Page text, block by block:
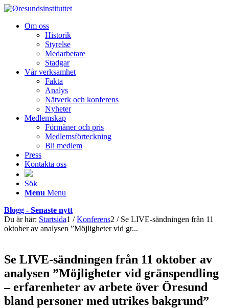
Om oss
Historik
Styrelse
Medarbetare
Stadgar
Vår verksamhet
Fakta
Analys
Nätverk och konferens
Nyheter
Medlemskap
Förmåner och pris
Medlemsförteckning
Bli medlem
Press
Kontakta oss
Sök
Menu Menu
Blogg - Senaste nytt
Du är här: Startsida1 / Konferens2 / Se LIVE-sändningen från 11
oktober av analysen ”Möjligheter vid gr...
Se LIVE-sändningen från 11 oktober av
analysen ”Möjligheter vid gränspendling
– erfarenheter av arbete över Öresund
bland personer med utrikes bakgrund”